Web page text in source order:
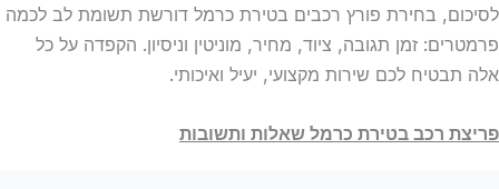
לסיכום, בחירת פורץ רכבים בטירת כרמל דורשת תשומת לב לכמה
פרמטרים: זמן תגובה, ציוד, מחיר, מוניטין וניסיון. הקפדה על כל
אלה תבטיח לכם שירות מקצועי, יעיל ואיכותי.
פריצת רכב בטירת כרמל שאלות ותשובות